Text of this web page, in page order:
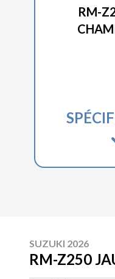
RM-
SUZUKI 2026
RM-Z250